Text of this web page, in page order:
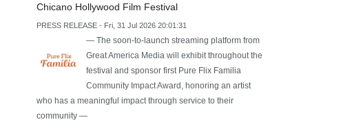
Chicano Hollywood Film Festival
PRESS RELEASE - Fri, 31 Jul 2026 20:01:31
— The soon-to-launch streaming platform from
Great America Media will exhibit throughout the
festival and sponsor first Pure Flix Familia
Community Impact Award, honoring an artist
who has a meaningful impact through service to their
community —